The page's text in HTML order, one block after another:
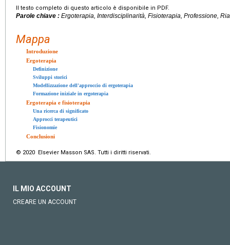
Il testo completo di questo articolo è disponibile in PDF.
Parole chiave : Ergoterapia, Interdisciplinarità, Fisioterapia, Professione,
Mappa
Introduzione
Ergoterapia
Definizione
Sviluppi storici
Modellizzazione dell'approccio di ergoterapia
Formazione iniziale in ergoterapia
Ergoterapia e fisioterapia
Una ricerca di significato
Approcci terapeutici
Fisionomie
Conclusioni
© 2020 Elsevier Masson SAS. Tutti i diritti riservati.
IL MIO ACCOUNT
CREARE UN ACCOUNT